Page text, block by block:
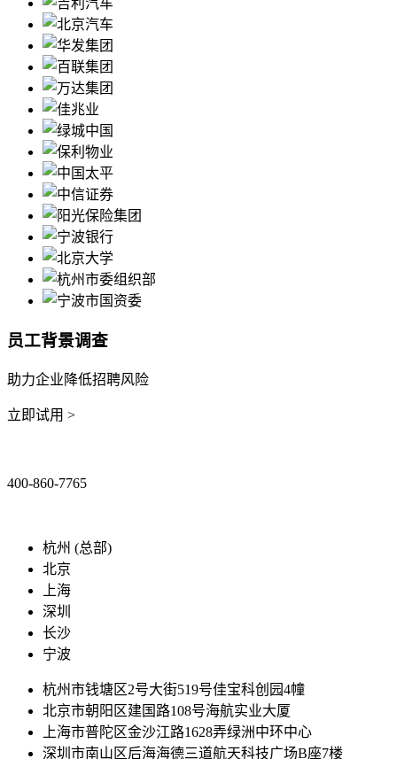
员工背景调查
助力企业降低招聘风险
立即试用 >
400-860-7765
杭州 (总部)
北京
上海
深圳
长沙
宁波
杭州市钱塘区2号大街519号佳宝科创园4幢
北京市朝阳区建国路108号海航实业大厦
上海市普陀区金沙江路1628弄绿洲中环中心
深圳市南山区后海海德三道航天科技广场B座7楼